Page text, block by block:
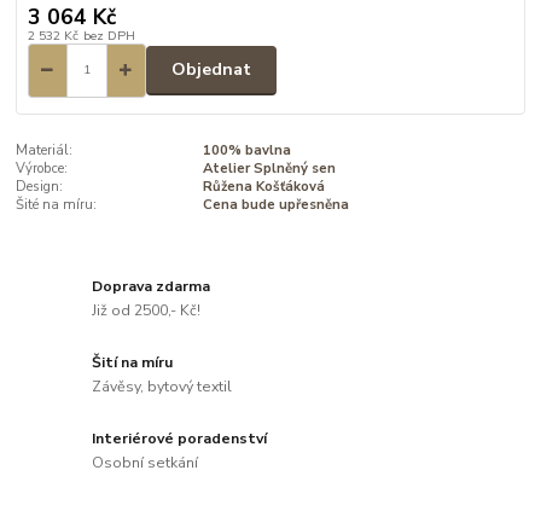
3 064 Kč
2 532 Kč bez DPH
Objednat
Materiál:
100% bavlna
Výrobce:
Atelier Splněný sen
Design:
Růžena Košťáková
Šité na míru:
Cena bude upřesněna
Doprava zdarma
Již od 2500,- Kč!
Šití na míru
Závěsy, bytový textil
Interiérové poradenství
Osobní setkání